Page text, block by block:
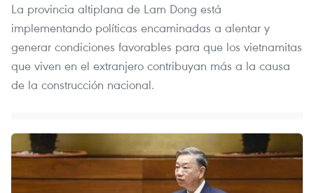
La provincia altiplana de Lam Dong está
implementando políticas encaminadas a alentar y
generar condiciones favorables para que los vietnamitas
que viven en el extranjero contribuyan más a la causa
de la construcción nacional.